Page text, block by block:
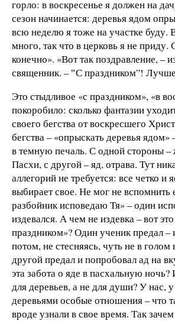
горло: в воскресенье я должен на
сезон начинается: деревья ядом
всю неделю я тоже на участке буду.
много, так что в церковь я не приду.
конечно». «Вот так поздравление, –
священник. – ‟С праздником”!
Это стыдливое «с праздником», «в
покоробило: сколько фантазии
своего бегства от воскресшего
бегства – «опрыскать деревья ядом»
в темную печаль. С одной стороны –
Пасхи, с другой – яд, отрава. Тут
аллегорий не требуется: все четко
выбирает свое. Не мог не вспомнить
разбойник исповедаю Тя» – один
издевался. А чем не издевка – вот
праздником»? Один ученик предал –
потом, не стесняясь, чуть не в голом
другой предал и попробовал ад на
эта забота о яде в пасхальную ночь?
для деревьев, а не для души? У нас,
деревьями особые отношения – что
вроде узнали в свое время. Так